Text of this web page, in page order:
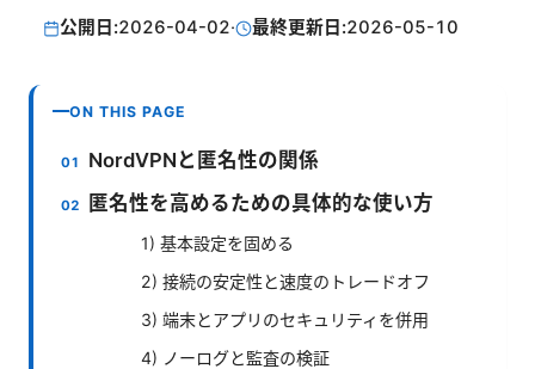
公開日:2026-04-02· 最終更新日:2026-05-10
ON THIS PAGE
NordVPNと匿名性の関係
匿名性を高めるための具体的な使い方
1) 基本設定を固める
2) 接続の安定性と速度のトレードオフ
3) 端末とアプリのセキュリティを併用
4) ノーログと監査の検証